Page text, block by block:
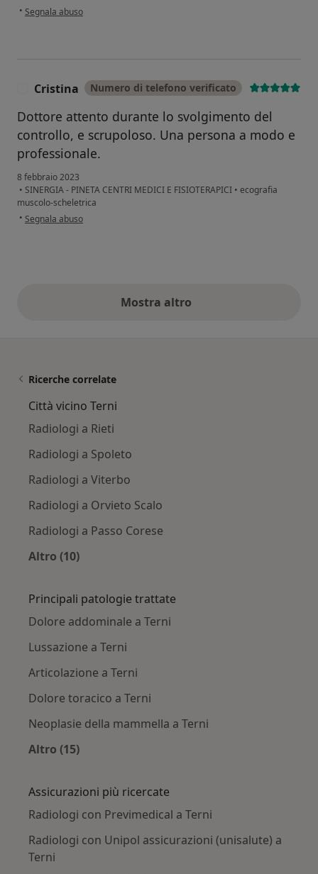
• secondo l'opinione dell'utente Es
Segnala abuso
Cristina Numero di telefono verificato
Dottore attento durante lo svolgimento del
controllo, e scrupoloso. Una persona a modo e
professionale.
8 febbraio 2023
• SINERGIA - PINETA CENTRI MEDICI E FISIOTERAPICI • ecografia
muscolo-scheletrica
• secondo l'opinione dell'utente Cristina
Segnala abuso
Mostra altroopinioni di cui sopra
Ricerche correlate
Città vicino Terni
Radiologi a Rieti
Radiologi a Spoleto
Radiologi a Viterbo
Radiologi a Orvieto Scalo
Radiologi a Passo Corese
Altro (10)
Principali patologie trattate
Dolore addominale a Terni
Lussazione a Terni
Articolazione a Terni
Dolore toracico a Terni
Neoplasie della mammella a Terni
Altro (15)
Assicurazioni più ricercate
Radiologi con Previmedical a Terni
Radiologi con Unipol assicurazioni (unisalute) a
Terni